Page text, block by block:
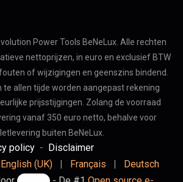
Power Tools BeNeLux. Alle rechten
nettoprijzen, in euro en exclusief BTW
of wijzigingen en geenszins bindend.
te allen tijde worden aangepast rekening
prijsstijgingen. Zolang de voorraad
vanaf 350 euro netto, behalve voor
buiten BeNeLux.
policy- Disclaimer
English (UK) | Français |
Deutsch